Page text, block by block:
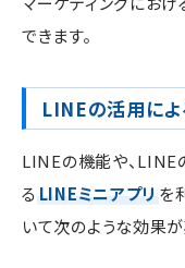
できます。
LINEの活用に
LINEの機能や、LINE
るLINEミニアプリを
いて次のような効果が